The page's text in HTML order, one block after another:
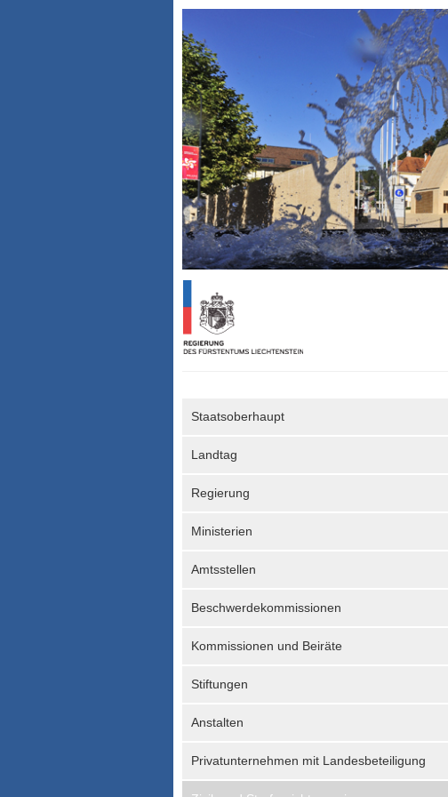
Staatsoberhaupt
Landtag
Regierung
Ministerien
Amtsstellen
Beschwerdekommissionen
Kommissionen und Beiräte
Stiftungen
Anstalten
Privatunternehmen mit Landesbeteiligung